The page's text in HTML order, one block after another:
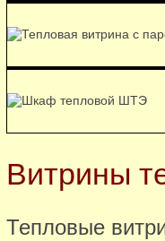
Витрины
Тепловые